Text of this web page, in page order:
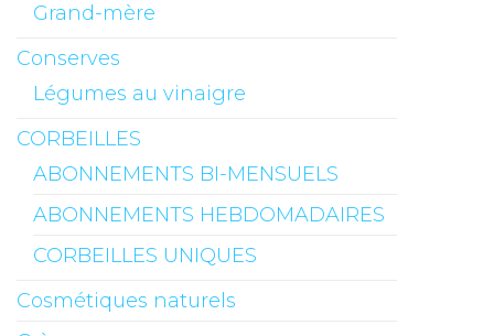
Grand-mère
Conserves
Légumes au vinaigre
CORBEILLES
ABONNEMENTS BI-MENSUELS
ABONNEMENTS HEBDOMADAIRES
CORBEILLES UNIQUES
Cosmétiques naturels